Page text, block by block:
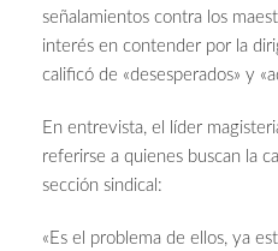
señalamientos contra los
interés en contender por la
calificó de «desesperados» y
En entrevista, el líder
referirse a quienes buscan la
sección sindical:
«Es el problema de ellos, ya